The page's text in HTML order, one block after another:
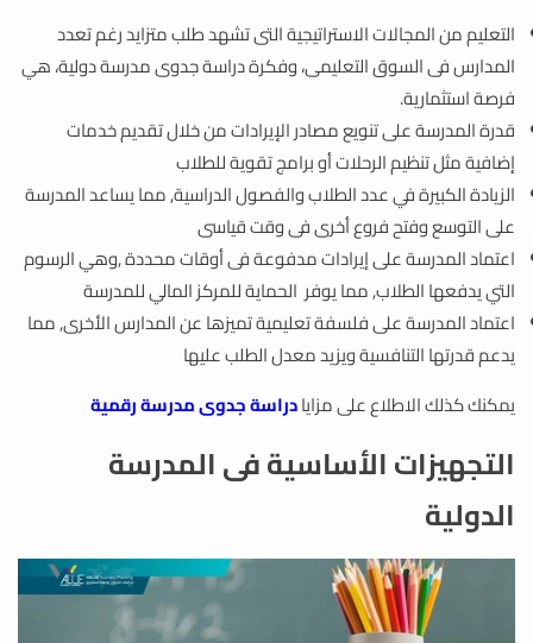
التعليم من المجالات الاستراتيجية التى تشهد طلب متزايد رغم تعدد
المدارس فى السوق التعليمى، وفكرة دراسة جدوى مدرسة دولية، هي
فرصة استثمارية.
قدرة المدرسة على تنويع مصادر الإيرادات من خلال تقديم خدمات
إضافية مثل تنظيم الرحلات أو برامج تقوية للطلاب
الزيادة الكبيرة في عدد الطلاب والفصول الدراسية, مما يساعد المدرسة
على التوسع وفتح فروع أخرى فى وقت قياسى
اعتماد المدرسة على إيرادات مدفوعة فى أوقات محددة ,وهي الرسوم
التي يدفعها الطلاب, مما يوفر الحماية للمركز المالي للمدرسة
اعتماد المدرسة على فلسفة تعليمية تميزها عن المدارس الأخرى, مما
يدعم قدرتها التنافسية ويزيد معدل الطلب عليها
يمكنك كذلك الاطلاع على مزايادراسة جدوى مدرسة رقمية
التجهيزات الأساسية فى المدرسة
الدولية